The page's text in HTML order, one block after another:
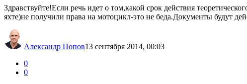
Здравствуйте!Если речь идет о том,какой срок действия
яхте)не получили права на мотоцикл-это не беда.Документы будут
Александр Попов13 сентября 2014, 00:03
0
0